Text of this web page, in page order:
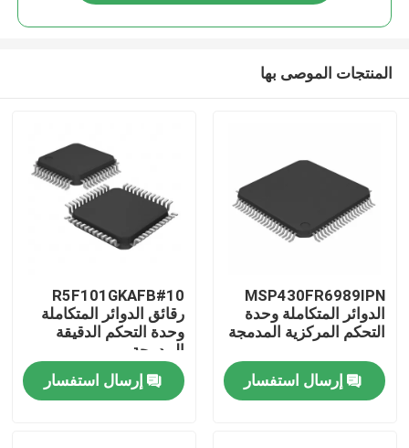
منزل
المنتجات الموصى بها
MSP430FR6989IPN
الدوائر المتكاملة وحدة
التحكم المركزية المدمجة
إرسال استفسار
R5F101GKAFB#10
رقائق الدوائر المتكاملة
وحدة التحكم الدقيقة
المدمجة
إرسال استفسار